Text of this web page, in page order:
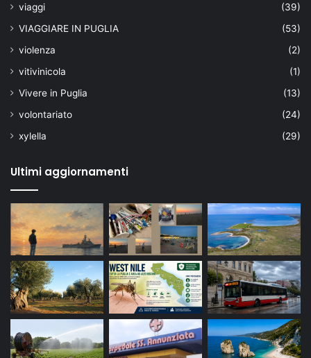
viaggi
(39)
VIAGGIARE IN PUGLIA
(53)
violenza
(2)
vitivinicola
(1)
Vivere in Puglia
(13)
volontariato
(24)
xylella
(29)
Ultimi aggiornamenti